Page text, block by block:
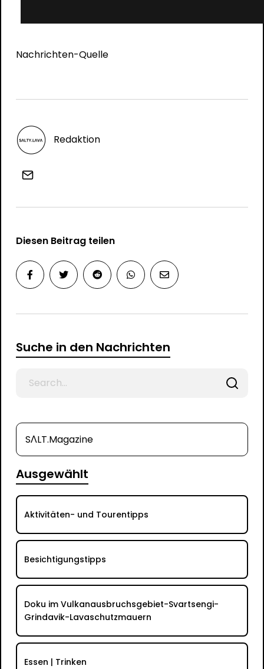
Nachrichten-Quelle
Redaktion
Diesen Beitrag teilen
Suche in den Nachrichten
SΛLT.Magazine
Ausgewählt
Aktivitäten- und Tourentipps
Besichtigungstipps
Doku im Vulkanausbruchsgebiet-Svartsengi-
Grindavik-Lavaschutzmauern
Essen | Trinken